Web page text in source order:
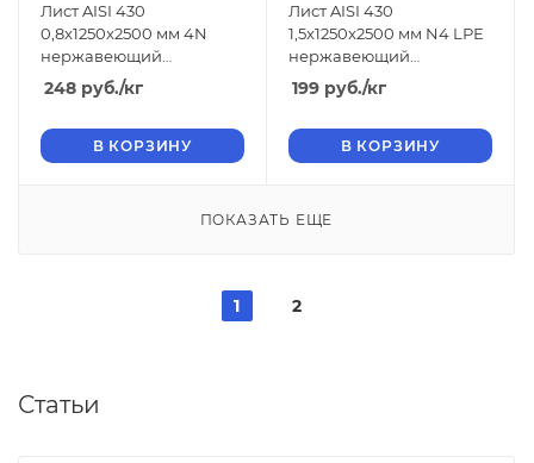
Лист AISI 430
0,8x1250x2500 мм 4N
нержавеющий
шлифованный
248 руб./кг
В КОРЗИНУ
Лист AISI 430
1,5x1250x2500 мм N4 LРЕ
нержавеющий
шлифованный
199 руб./кг
В КОРЗИНУ
ПОКАЗАТЬ ЕЩЕ
1 2
Статьи